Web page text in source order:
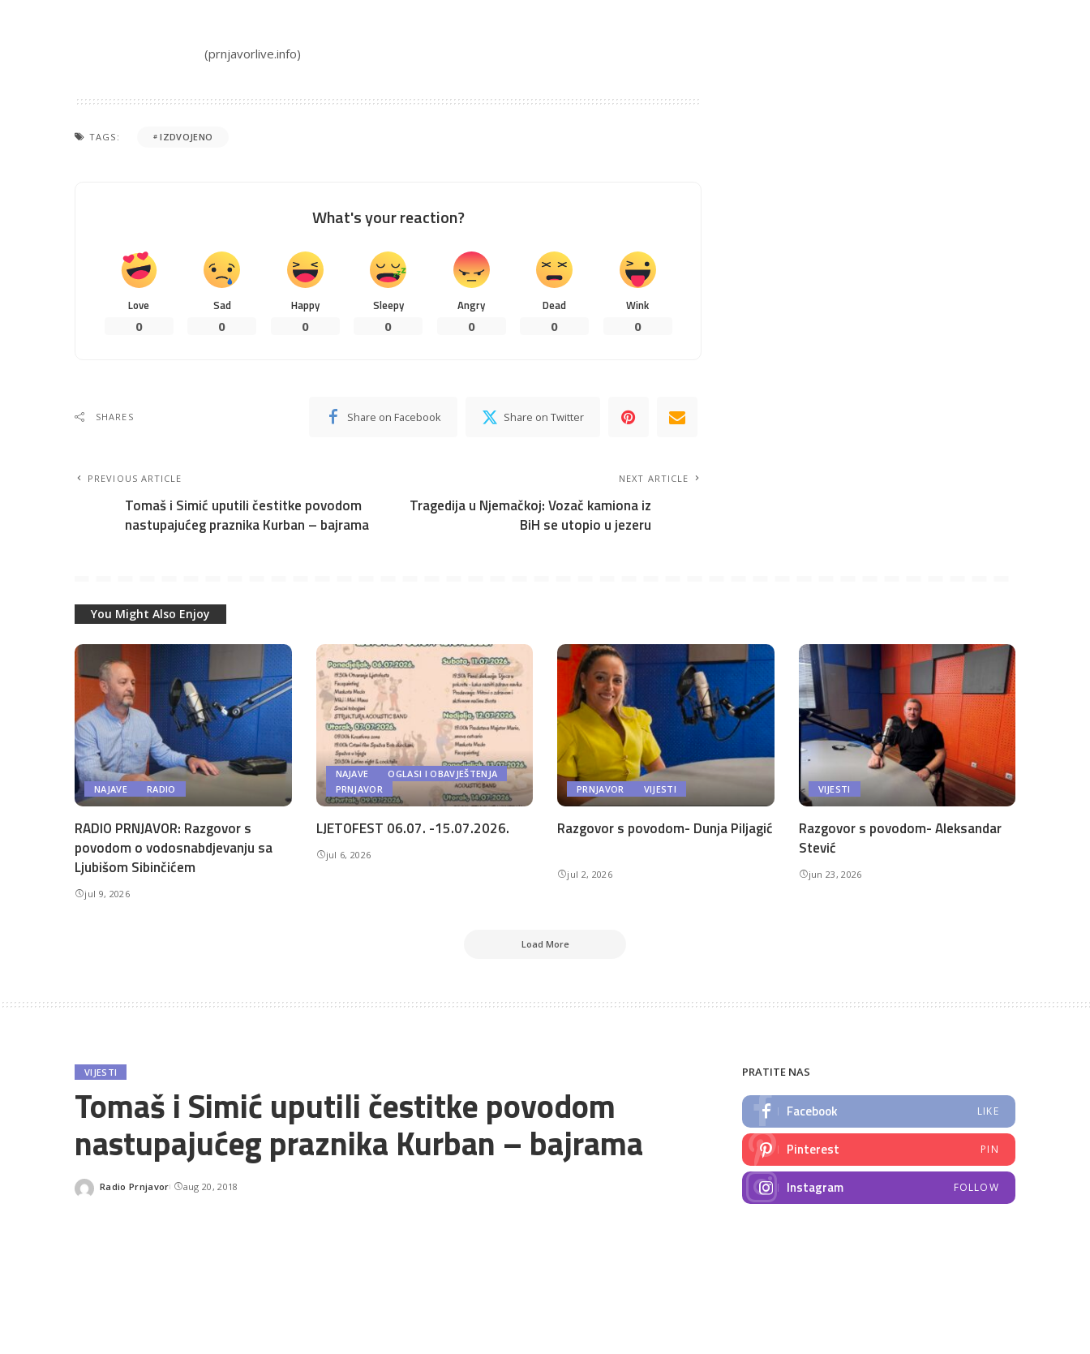
(prnjavorlive.info)
TAGS: IZDVOJENO
What's your reaction?
Love
0
Sad
0
Happy
0
Sleepy
0
Angry
0
Dead
0
Wink
0
SHARES Share on Facebook Share on Twitter
PREVIOUS ARTICLE
Tomaš i Simić uputili čestitke povodom
nastupajućeg praznika Kurban – bajrama
NEXT ARTICLE
Tragedija u Njemačkoj: Vozač kamiona iz
BiH se utopio u jezeru
You Might Also Enjoy
NAJAVE RADIO
RADIO PRNJAVOR: Razgovor s
povodom o vodosnabdjevanju sa
Ljubišom Sibinčićem
jul 9, 2026
NAJAVE
OGLASI I OBAVJEŠTENJA
PRNJAVOR
LJETOFEST 06.07. -15.07.2026.
jul 6, 2026
PRNJAVOR VIJESTI
Razgovor s povodom- Dunja Piljagić
jul 2, 2026
VIJESTI
Razgovor s povodom- Aleksandar
Stević
jun 23, 2026
Load More
VIJESTI
Tomaš i Simić uputili čestitke povodom
nastupajućeg praznika Kurban – bajrama
Posted
Radio Prnjavor aug 20, 2018
PRATITE NAS
Facebook LIKE
Pinterest PIN
Instagram FOLLOW